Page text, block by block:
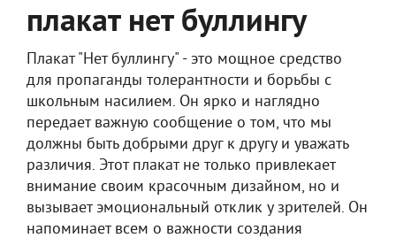
плакат нет буллингу
Плакат "Нет буллингу" - это мощное средство
для пропаганды толерантности и борьбы с
школьным насилием. Он ярко и наглядно
передает важную сообщение о том, что мы
должны быть добрыми друг к другу и уважать
различия. Этот плакат не только привлекает
внимание своим красочным дизайном, но и
вызывает эмоциональный отклик у зрителей. Он
напоминает всем о важности создания